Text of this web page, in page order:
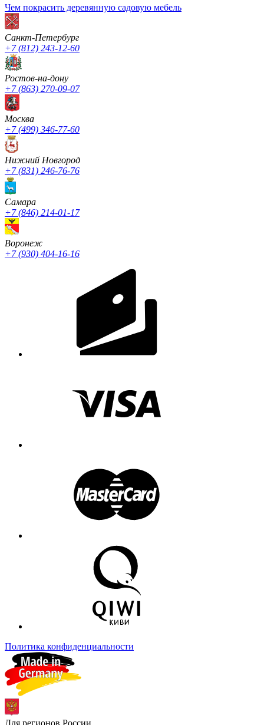
Чем покрасить деревянную садовую мебель
Санкт-Петербург
+7 (812) 243-12-60
Ростов-на-дону
+7 (863) 270-09-07
Москва
+7 (499) 346-77-60
Нижний Новгород
+7 (831) 246-76-76
Cамара
+7 (846) 214-01-17
Воронеж
+7 (930) 404-16-16
Политика конфиденциальности
Для регионов России